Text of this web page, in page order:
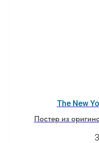
The New
Постер из